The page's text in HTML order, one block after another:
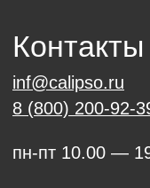
Обратный звонок
Разработка сайта